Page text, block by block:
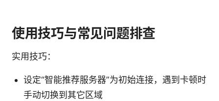
使用技巧与常见问题排查
实用技巧：
设定“智能推荐服务器”为初始连接，遇到卡顿时
手动切换到其它区域